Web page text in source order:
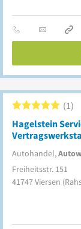
Hagelstein
Autohandel,
1
Freiheitsstr. 151
41747Viersen